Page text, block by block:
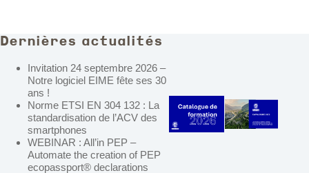
Dernières actualités
Invitation 24 septembre 2026 –
Notre logiciel EIME fête ses 30
ans !
Norme ETSI EN 304 132 : La
standardisation de l’ACV des
smartphones
WEBINAR : All’in PEP –
Automate the creation of PEP
ecopassport® declarations